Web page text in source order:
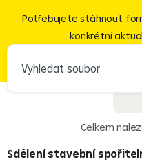
Potřebujete stáhnout
konkrétní
XLS/XLSX
Celkem
Sdělení stavební